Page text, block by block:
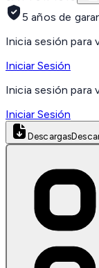
5 años de
Inicia sesión para
Iniciar Sesión
Inicia sesión para
Iniciar Sesión
Descargas